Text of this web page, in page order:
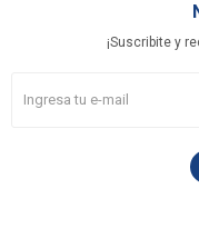
¡Suscribite y